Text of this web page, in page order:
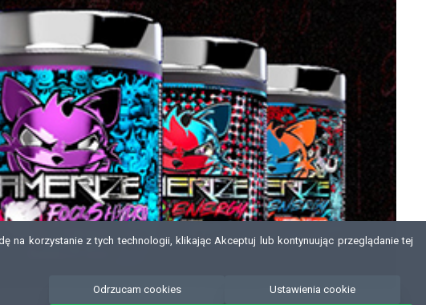
na korzystanie z tych technologii, klikając Akceptuj lub kontynuując przeglądanie tej
Odrzucam cookies Ustawienia cookie